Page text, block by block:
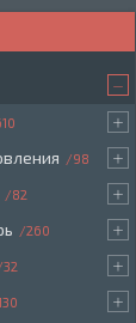
98
82
260
32